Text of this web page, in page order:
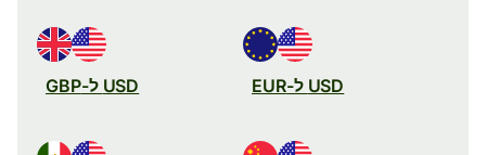
USD ל-EUR USD ל-GBP